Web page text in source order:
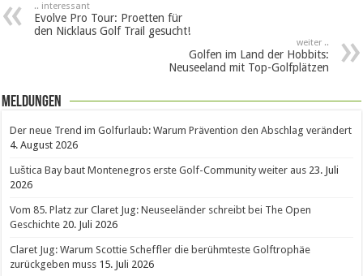
.. interessant
Evolve Pro Tour: Proetten für
den Nicklaus Golf Trail gesucht!
weiter ..
Golfen im Land der Hobbits:
Neuseeland mit Top-Golfplätzen
Meldungen
Der neue Trend im Golfurlaub: Warum Prävention den Abschlag verändert
4. August 2026
Luštica Bay baut Montenegros erste Golf-Community weiter aus 23. Juli
2026
Vom 85. Platz zur Claret Jug: Neuseeländer schreibt bei The Open
Geschichte 20. Juli 2026
Claret Jug: Warum Scottie Scheffler die berühmteste Golftrophäe
zurückgeben muss 15. Juli 2026